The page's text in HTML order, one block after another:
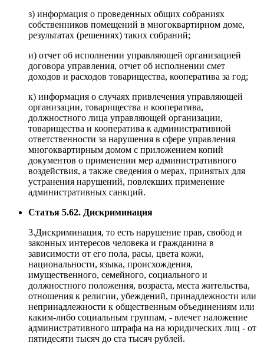
з) информация о проведенных общих собраниях
собственников помещений в многоквартирном доме,
результатах (решениях) таких собраний;
и) отчет об исполнении управляющей организацией
договора управления, отчет об исполнении смет
доходов и расходов товарищества, кооператива за год;
к) информация о случаях привлечения управляющей
организации, товарищества и кооператива,
должностного лица управляющей организации,
товарищества и кооператива к административной
ответственности за нарушения в сфере управления
многоквартирным домом с приложением копий
документов о применении мер административного
воздействия, а также сведения о мерах, принятых для
устранения нарушений, повлекших применение
административных санкций.
Статья 5.62. Дискриминация
3.Дискриминация, то есть нарушение прав, свобод и
законных интересов человека и гражданина в
зависимости от его пола, расы, цвета кожи,
национальности, языка, происхождения,
имущественного, семейного, социального и
должностного положения, возраста, места жительства,
отношения к религии, убеждений, принадлежности или
непринадлежности к общественным объединениям или
каким-либо социальным группам, - влечет наложение
административного штрафа на на юридических лиц - от
пятидесяти тысяч до ста тысяч рублей.